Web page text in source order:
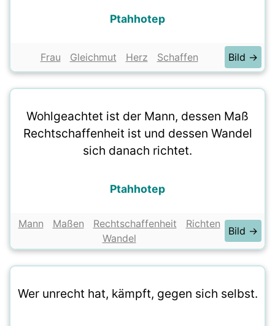
Ptahhotep
Frau Gleichmut Herz Schaffen Bild →
Wohlgeachtet ist der Mann, dessen Maß
Rechtschaffenheit ist und dessen Wandel
sich danach richtet.
Ptahhotep
Mann Maßen Rechtschaffenheit
Richten
Wandel
Bild →
Wer unrecht hat, kämpft, gegen sich selbst.